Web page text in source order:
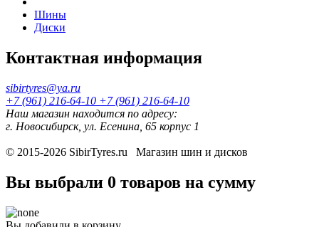
Шины
Диски
Контактная информация
sibirtyres@ya.ru
+7 (961) 216-64-10 +7 (961) 216-64-10
Наш магазин находится по адресу:
г. Новосибирск, ул. Есенина, 65 корпус 1
© 2015-2026 SibirTyres.ru Магазин шин и дисков
Вы выбрали 0 товаров на сумму